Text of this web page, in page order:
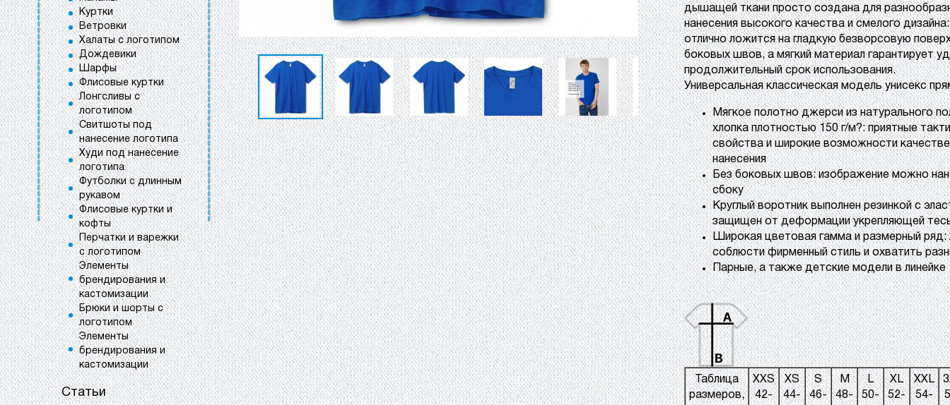
Куртки
Ветровки
Халаты с логотипом
Дождевики
Шарфы
Флисовые куртки
Лонгсливы с
логотипом
Свитшоты под
нанесение логотипа
Худи под нанесение
логотипа
Футболки с длинным
рукавом
Флисовые куртки и
кофты
Перчатки и варежки
с логотипом
Элементы
брендирования и
кастомизации
Брюки и шорты с
логотипом
Элементы
брендирования и
кастомизации
Статьи
дышащей ткани просто создана для
нанесения высокого качества и смелого
отлично ложится на гладкую безворсовую
боковых швов, а мягкий материал гарантирует
продолжительный срок использования.
Универсальная классическая модель унисекс
Мягкое полотно джерси из натурального
хлопка плотностью 150 г/м?: приятные
свойства и широкие возможности
нанесения
Без боковых швов: изображение можно
сбоку
Круглый воротник выполнен резинкой с
защищен от деформации укрепляющей
Широкая цветовая гамма и размерный ряд:
соблюсти фирменный стиль и охватить
Парные, а также детские модели в линейке
Таблица
размеров,
XXS
42-
XS
44-
S
46-
M
48-
L
50-
XL
52-
XXL
54-